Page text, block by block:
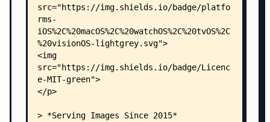
    │   │   │   └── uikit.md
    │   │   ├── Extensions/
    │   │   │   ├── DataLoader-Extension.md
    │   │   │   ├── ImagePipeline-Extension.md
│   │   │   ├── ImagePipelineCache-
│   │   │   ├── ImagePipelineConfiguration-
│   │   │   ├── ImagePipelineDelegate-
    │   │   │   ├── ImageRequest-Extension.md
    │   │   │   └── ImageTask-Extension.md